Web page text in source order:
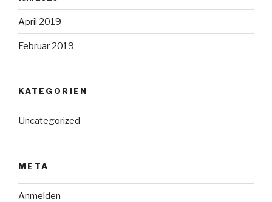
April 2019
Februar 2019
KATEGORIEN
Uncategorized
META
Anmelden